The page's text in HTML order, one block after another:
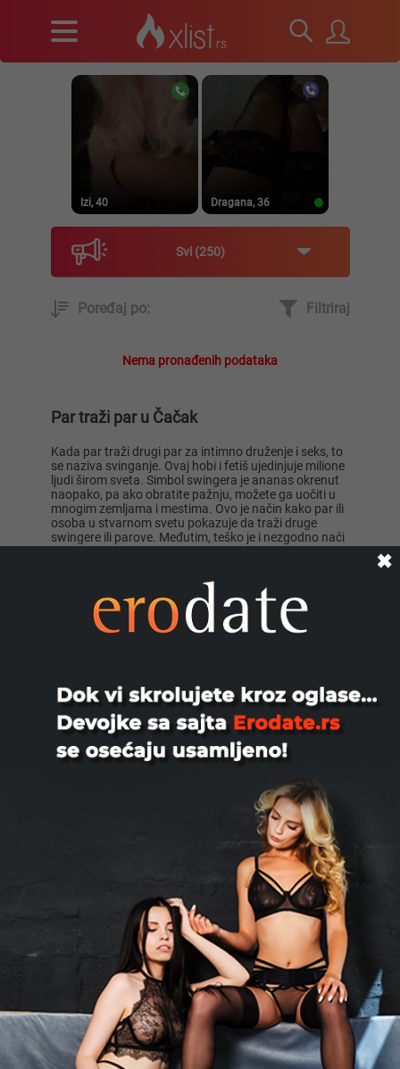
Izi, 40 Dragana, 36
Lisa ..., 28 Mia996, 29
Teodo..., 43 Zanna, 42
Ema, 35 Nastja, 27
Svi 250
Poređaj po: Filtriraj
Nema pronađenih podataka
Par traži par u Čačak
Kada par traži drugi par za intimno druženje i seks, to
se naziva svinganje. Ovaj hobi i fetiš ujedinjuje milione
ljudi širom sveta. Simbol swingera je ananas okrenut
naopako, pa ako obratite pažnju, možete ga uočiti u
mnogim zemljama i mestima. Ovo je način kako par ili
osoba u stvarnom svetu pokazuje da traži druge
swingere ili parove. Međutim, teško je i nezgodno naći
Par traži par
Kada par traži drugi par za intimno vreme i seks, to se
mnogim zemljama i mestima. Ovo je način na koji par
ili osoba u stvarnom svetu pokazuje da traže druge
svingere ili parove. Međutim, na ovaj način je teško i
nezgodno naći partnere. Mnogo je lakše pronaći drugi
par spreman za grupni seks na Xlist.rs.
Za parove, pronalaženje drugih parova je najpogodniji
način pretrage na online platformama kao što je
Xlist.rs. Ovde možete pronaći sve oglase na ovu temu
na jednom mestu. Takođe ih možete sortirati po
novosti ili popularnosti, pa čak i po temi. Na ovaj
način, parovi mogu pronaći druge svingere u
Beogradu, Novom Sadu, Nišu, Kragujevcu, Subotici,
Leskovcu ili bilo gde drugde u Srbiji. Bez obzira koliko
imate iskustva ili koliko godina imate, možete postaviti
oglas i primati upite od drugih članova, ili sami njima
poslati poruku.
Ovde možete birati s kim želite da razgovarate i
diskutujete o vašim očekivanjima, željama,
fantazijama i sl. pre sastanka. Pored traženja drugih
parova, na Xlist.rs možete pronaći i trećeg muškarca
ili ženu koju biste želeli pozvati u svoju spavaću sobu ili
za seks van nje. Najbolje od svega, upoznavanje i
oglasi ovde su potpuno besplatni.
✖